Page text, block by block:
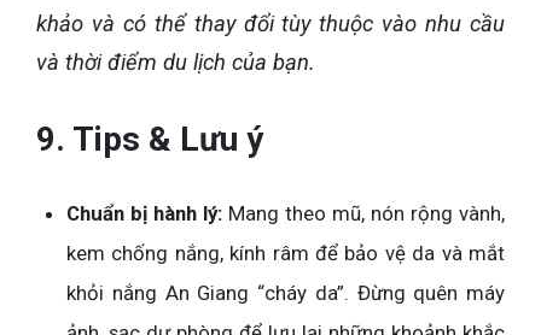
khảo và có thể thay đổi tùy thuộc vào nhu cầu
và thời điểm du lịch của bạn.
9. Tips & Lưu ý
Chuẩn bị hành lý: Mang theo mũ, nón rộng vành,
kem chống nắng, kính râm để bảo vệ da và mắt
khỏi nắng An Giang “cháy da”. Đừng quên máy